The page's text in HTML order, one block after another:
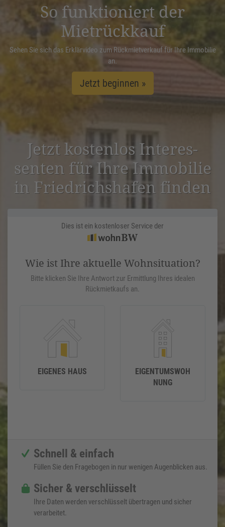
So funktioniert der
Mietrückkauf
Sehen Sie sich das Erklärvideo zum Rückmietverkauf für Ihre Immobilie
an.
Jetzt beginnen »
Jetzt kostenlos Inter­es­
senten für Ihre Immobilie
in Fried­richs­hafen finden
Dies ist ein kostenloser Service der
Wie ist Ihre aktuelle Wohnsituation?
Bitte klicken Sie Ihre Antwort zur Ermittlung Ihres idealen
Rückmietkaufs an.
EIGENES HAUS
EIGENTUMSWOH
NUNG
Schnell & einfach
Füllen Sie den Fragebogen in nur wenigen Augenblicken aus.
Sicher & verschlüsselt
Ihre Daten werden verschlüsselt übertragen und sicher
verarbeitet.